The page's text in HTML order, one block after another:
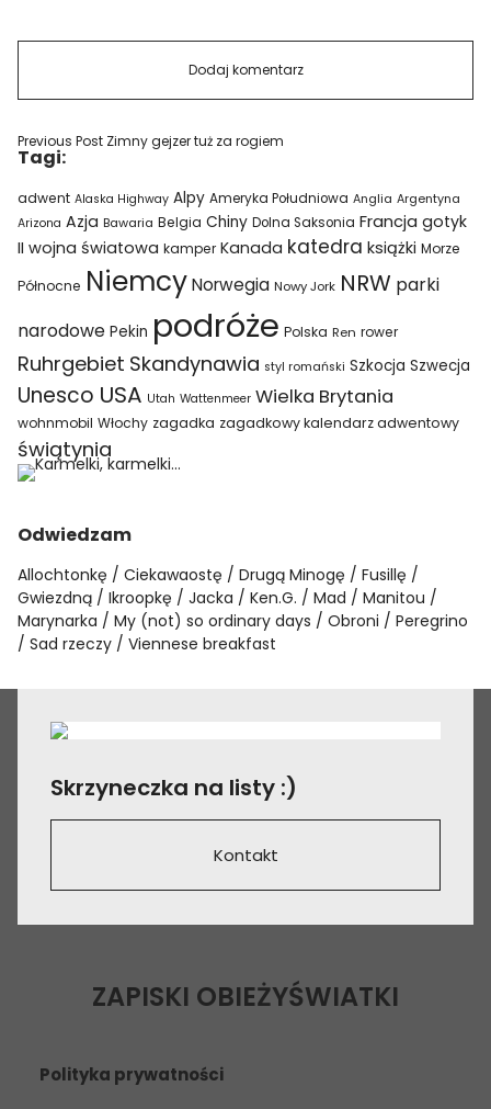
Previous Post Zimny gejzer tuż za rogiem
Tagi:
adwent Alaska Highway Alpy Ameryka Południowa Anglia Argentyna
Arizona Azja Bawaria Belgia Chiny Dolna Saksonia Francja gotyk
II wojna światowa kamper Kanada katedra książki Morze
Północne Niemcy Norwegia Nowy Jork NRW parki
narodowe Pekin podróże Polska Ren rower
Ruhrgebiet Skandynawia styl romański Szkocja Szwecja
Unesco USA Utah Wattenmeer Wielka Brytania
wohnmobil Włochy zagadka zagadkowy kalendarz adwentowy
świątynia
Odwiedzam
Allochtonkę Ciekawaostę Drugą Minogę
Fusillę
Gwiezdną
Ikroopkę Jacka Ken.G. Mad
Manitou
Marynarka
My (not) so ordinary days Obroni
Peregrino
Sad rzeczy
Viennese breakfast
Skrzyneczka na listy :)
Kontakt
ZAPISKI OBIEŻYŚWIATKI
Polityka prywatności